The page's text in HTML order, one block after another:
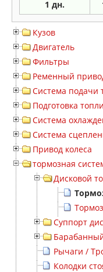
1 дн.
Кузов
Двигатель
Фильтры
Ременный
Система подачи
Подготовка
Система
Система
Привод колеса
тормозная
Дисковой
Суппорт
Рычаги /
Колодки